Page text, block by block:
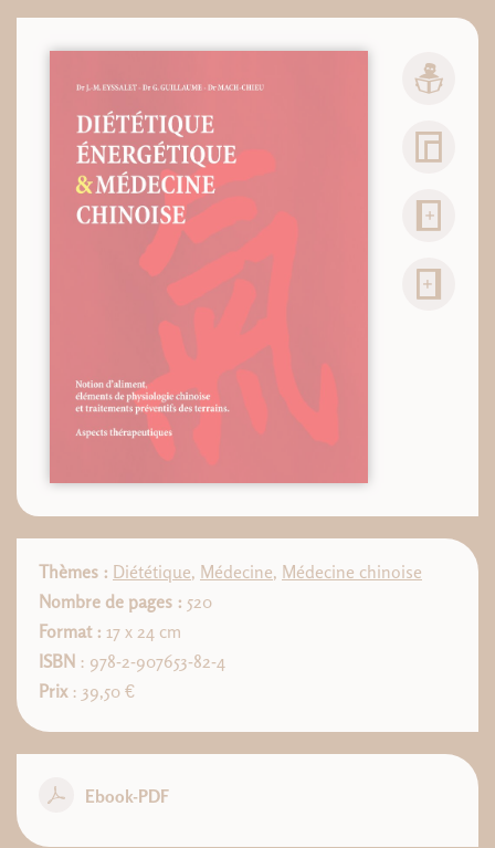
Thèmes : Diététique, Médecine, Médecine chinoise
Nombre de pages : 520
Format : 17 x 24 cm
ISBN : 978-2-907653-82-4
Prix : 39,50 €
Ebook-PDF